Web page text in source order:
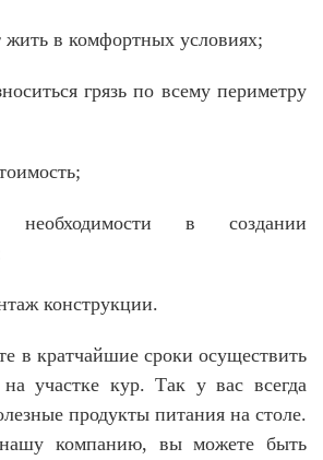
жить в комфортных условиях;
грязь по всему периметру
необходимости в создании
конструкции.
в кратчайшие сроки осуществить
участке кур. Так у вас всегда
продукты питания на столе.
компанию, вы можете быть